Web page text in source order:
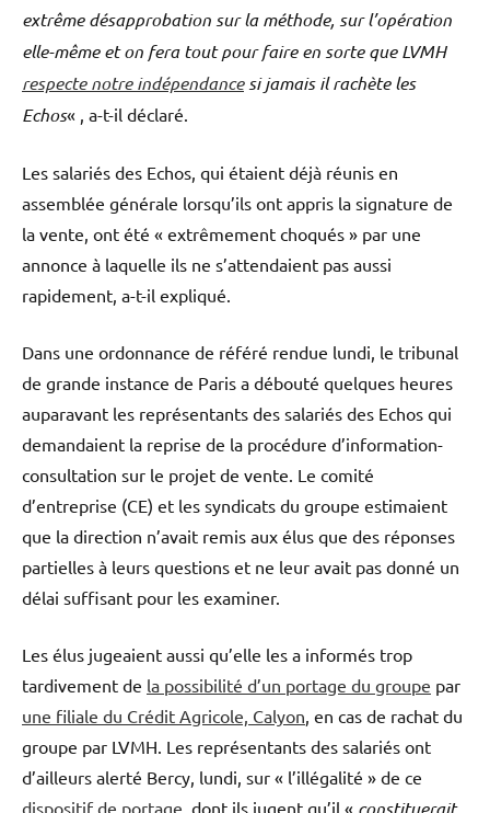
extrême désapprobation sur la méthode, sur l’opération
elle-même et on fera tout pour faire en sorte que LVMH
respecte notre indépendancesi jamais il rachète les
Echos« , a-t-il déclaré.
Les salariés des Echos, qui étaient déjà réunis en
assemblée générale lorsqu’ils ont appris la signature de
la vente, ont été « extrêmement choqués » par une
annonce à laquelle ils ne s’attendaient pas aussi
rapidement, a-t-il expliqué.
Dans une ordonnance de référé rendue lundi, le tribunal
de grande instance de Paris a débouté quelques heures
auparavant les représentants des salariés des Echos qui
demandaient la reprise de la procédure d’information-
consultation sur le projet de vente. Le comité
d’entreprise (CE) et les syndicats du groupe estimaient
que la direction n’avait remis aux élus que des réponses
partielles à leurs questions et ne leur avait pas donné un
délai suffisant pour les examiner.
Les élus jugeaient aussi qu’elle les a informés trop
tardivement de la possibilité d’un portage du groupe par
une filiale du Crédit Agricole, Calyon , en cas de rachat du
groupe par LVMH. Les représentants des salariés ont
d’ailleurs alerté Bercy, lundi, sur « l’illégalité » de ce
dispositif de portage , dont ils jugent qu’il « constituerait